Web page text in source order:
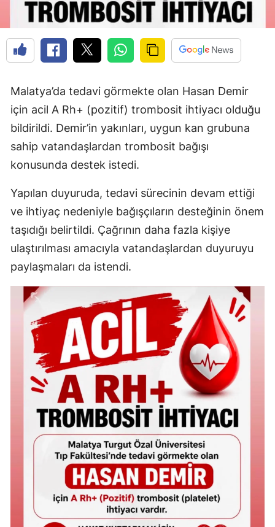
Malatya’da tedavi görmekte olan Hasan Demir
için acil A Rh+ (pozitif) trombosit ihtiyacı olduğu
bildirildi. Demir’in yakınları, uygun kan grubuna
sahip vatandaşlardan trombosit bağışı
konusunda destek istedi.
Yapılan duyuruda, tedavi sürecinin devam ettiği
ve ihtiyaç nedeniyle bağışçıların desteğinin önem
taşıdığı belirtildi. Çağrının daha fazla kişiye
ulaştırılması amacıyla vatandaşlardan duyuruyu
paylaşmaları da istendi.